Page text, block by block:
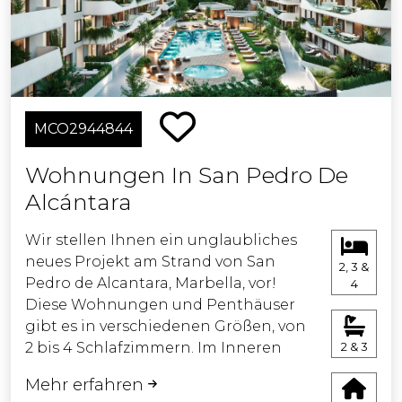
Die Wohnanlage bietet zwei
Haustypen: Doppelhaushälften und
Reihenhäuser mit Keller, Erdgeschoss
und erstem Stock sowie eine
Dachterrasse mit eigenem privaten
Pool.
Gemeinschaftspool, Gartenbereiche,
ein Fitnessstudio, ein türkisches Bad,
alles, um Ihr Zuhause zu einem Ort
des Komforts und Wohlbefindens zu
machen, an den Sie immer gerne
zurückkehren.
Eine Tiefgarage mit einem einzigen
sorgt für eine ruhige Atmosphäre in
MCO2944844
Wohnungen In San Pedro De
Alcántara
Wir stellen Ihnen ein unglaubliches
neues Projekt am Strand von San
Pedro de Alcantara, Marbella, vor!
Diese Wohnungen und Penthäuser
gibt es in verschiedenen Größen, von
2 bis 4 Schlafzimmern. Im Inneren
einige bis zu 195 Quadratmeter groß,
Mehr erfahren
2, 3 &
4
2 & 3